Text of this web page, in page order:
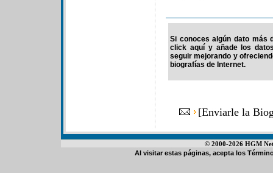
Si conoces algún dato más
click aquí y añade los
seguir mejorando y
biografías de Internet.
[Enviarle la
© 2000-2026 HGM
Al visitar estas páginas, acepta los